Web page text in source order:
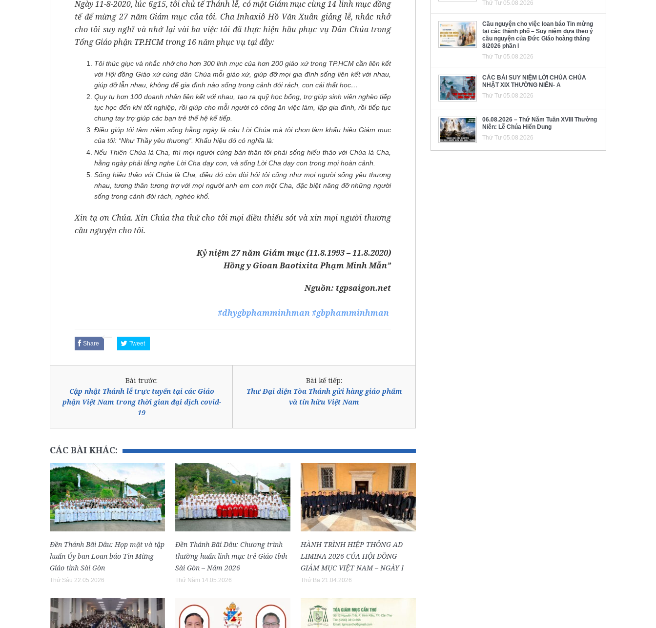
Ngày 11-8-2020, lúc 6g15, tôi chủ tế Thánh lễ, có một Giám mục cùng 14 linh mục đồng
tế để mừng 27 năm Giám mục của tôi. Cha Inhaxiô Hồ Văn Xuân giảng lễ, nhắc nhở
cho tôi suy nghĩ và nhớ lại vài ba việc tôi đã thực hiện hầu phục vụ Dân Chúa trong
Tổng Giáo phận TP.HCM trong 16 năm phục vụ tại đây:
Tôi thúc giục và nhắc nhở cho hơn 300 linh mục của hơn 200 giáo xứ trong TP.HCM cần liên kết
với Hội đồng Giáo xứ cùng dân Chúa mỗi giáo xứ, giúp đỡ mọi gia đình sống liên kết với nhau,
giúp đỡ lẫn nhau, không để gia đình nào sống trong cảnh đói rách, con cái thất học…
Quy tụ hơn 100 doanh nhân liên kết với nhau, tạo ra quỹ học bổng, trợ giúp sinh viên nghèo tiếp
tục học đến khi tốt nghiệp, rồi giúp cho mỗi người có công ăn việc làm, lập gia đình, rồi tiếp tục
chung tay trợ giúp các bạn trẻ thế hệ kế tiếp.
Điều giúp tôi tâm niệm sống hằng ngày là câu Lời Chúa mà tôi chọn làm khẩu hiệu Giám mục
của tôi: “Như Thầy yêu thương”. Khẩu hiệu đó có nghĩa là:
Nếu Thiên Chúa là Cha, thì mọi người cùng bản thân tôi phải sống hiếu thảo với Chúa là Cha,
hằng ngày phải lắng nghe Lời Cha dạy con, và sống Lời Cha dạy con trong mọi hoàn cảnh.
Sống hiếu thảo với Chúa là Cha, điều đó còn đòi hỏi tôi cũng như mọi người sống yêu thương
nhau, tương thân tương trợ với mọi người anh em con một Cha, đặc biệt nâng đỡ những người
sống trong cảnh đói rách, nghèo khổ.
Xin tạ ơn Chúa. Xin Chúa tha thứ cho tôi mọi điều thiếu sót và xin mọi người thương
cầu nguyện cho tôi.
Kỷ niệm 27 năm Giám mục (11.8.1993 – 11.8.2020)
Hồng y Gioan Baotixita Phạm Minh Mẫn”
Nguồn: tgpsaigon.net
#dhygbphamminhman#gbphamminhman
Share Tweet
Bài trước:
Cập nhật Thánh lễ trực tuyến tại các Giáo
phận Việt Nam trong thời gian đại dịch covid-
19
Bài kế tiếp:
Thư Đại diện Tòa Thánh gửi hàng giáo phẩm
và tín hữu Việt Nam
CÁC BÀI KHÁC:
Đền Thánh Bãi Dâu: Họp mặt và tập
huấn Ủy ban Loan báo Tin Mừng
Giáo tỉnh Sài Gòn
Thứ Sáu 22.05.2026
Đền Thánh Bãi Dâu: Chương trình
thường huấn linh mục trẻ Giáo tỉnh
Sài Gòn – Năm 2026
Thứ Năm 14.05.2026
HÀNH TRÌNH HIỆP THÔNG AD
LIMINA 2026 CỦA HỘI ĐỒNG
GIÁM MỤC VIỆT NAM – NGÀY I
Thứ Ba 21.04.2026
Thứ Tư 05.08.2026
Cầu nguyện cho việc loan báo Tin mừng
tại các thành phố – Suy niệm dựa theo ý
cầu nguyện của Đức Giáo hoàng tháng
8/2026 phần I
Thứ Tư 05.08.2026
CÁC BÀI SUY NIỆM LỜI CHÚA CHÚA
NHẬT XIX THƯỜNG NIÊN- A
Thứ Tư 05.08.2026
06.08.2026 – Thứ Năm Tuần XVIII Thường
Niên: Lễ Chúa Hiển Dung
Thứ Tư 05.08.2026